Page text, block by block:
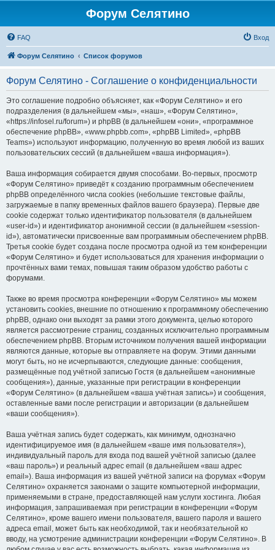
Форум Селятино
FAQ Вход
Форум Селятино Список форумов
Форум Селятино - Соглашение о конфиденциальности
Это соглашение подробно объясняет, как «Форум Селятино» и его
подразделения (в дальнейшем «мы», «наш», «Форум Селятино»,
«https://infosel.ru/forum») и phpBB (в дальнейшем «они», «программное
обеспечение phpBB», «www.phpbb.com», «phpBB Limited», «phpBB
Teams») используют информацию, полученную во время любой из ваших
пользовательских сессий (в дальнейшем «ваша информация»).
Ваша информация собирается двумя способами. Во-первых, просмотр
«Форум Селятино» приведёт к созданию программным обеспечением
phpBB определённого числа cookies (небольшие текстовые файлы,
загружаемые в папку временных файлов вашего браузера). Первые две
cookie содержат только идентификатор пользователя (в дальнейшем
«user-id») и идентификатор анонимной сессии (в дальнейшем «session-
id»), автоматически присвоенные вам программным обеспечением phpBB.
Третья cookie будет создана после просмотра одной из тем конференции
«Форум Селятино» и будет использоваться для хранения информации о
прочтённых вами темах, повышая таким образом удобство работы с
форумами.
Также во время просмотра конференции «Форум Селятино» мы можем
установить cookies, внешние по отношению к программному обеспечению
phpBB, однако они выходят за рамки этого документа, целью которого
является рассмотрение страниц, созданных исключительно программным
обеспечением phpBB. Вторым источником получения вашей информации
являются данные, которые вы отправляете на форум. Этими данными
могут быть, но не исчерпываются, следующие данные: сообщения,
размещённые под учётной записью Гостя (в дальнейшем «анонимные
сообщения»), данные, указанные при регистрации в конференции
«Форум Селятино» (в дальнейшем «ваша учётная запись») и сообщения,
оставленные вами после регистрации и авторизации (в дальнейшем
«ваши сообщения»).
Ваша учётная запись будет содержать, как минимум, однозначно
идентифицируемое имя (в дальнейшем «ваше имя пользователя»),
индивидуальный пароль для входа под вашей учётной записью (далее
«ваш пароль») и реальный адрес email (в дальнейшем «ваш адрес
email»). Ваша информация из вашей учётной записи на форумах «Форум
Селятино» охраняется законами о защите компьютерной информации,
применяемыми в стране, предоставляющей нам услуги хостинга. Любая
информация, запрашиваемая при регистрации в конференции «Форум
Селятино», кроме вашего имени пользователя, вашего пароля и вашего
адреса email, может быть как необходимой, так и необязательной ко
вводу, на усмотрение администрации конференции «Форум Селятино». В